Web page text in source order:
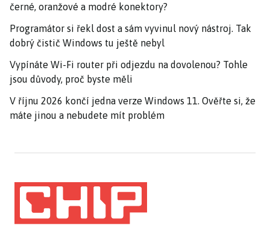
černé, oranžové a modré konektory?
Programátor si řekl dost a sám vyvinul nový nástroj. Tak
dobrý čistič Windows tu ještě nebyl
Vypínáte Wi-Fi router při odjezdu na dovolenou? Tohle
jsou důvody, proč byste měli
V říjnu 2026 končí jedna verze Windows 11. Ověřte si, že
máte jinou a nebudete mít problém